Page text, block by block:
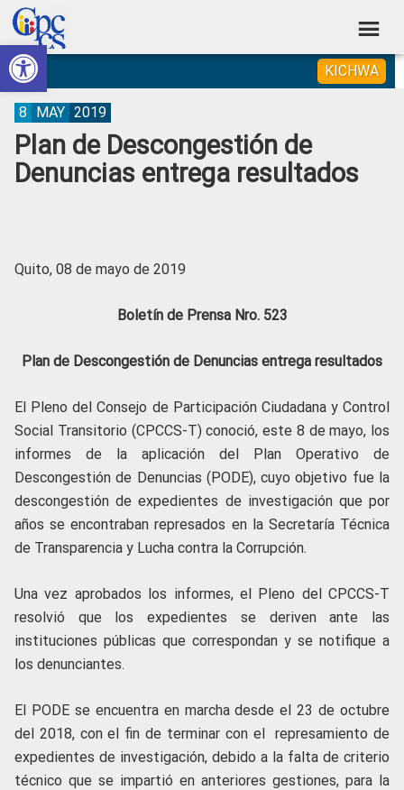
Abrir barra de herramientas
Skip
to
primary
navigation
Skip
to
main
content
Skip
to
primary
sidebar
Skip
to
footer
Consejo
de
Participación
Ciudadana
Construyendo
Poder
Ciudadano
KICHWA
Plan de Descongestión de
Denuncias entrega resultados
8 MAY 2019
Quito, 08 de mayo de 2019
Boletín de Prensa Nro. 523
Plan de Descongestión de Denuncias entrega resultados
El Pleno del Consejo de Participación Ciudadana y Control
Social Transitorio (CPCCS-T) conoció, este 8 de mayo, los
informes de la aplicación del Plan Operativo de
Descongestión de Denuncias (PODE), cuyo objetivo fue la
descongestión de expedientes de investigación que por
años se encontraban represados en la Secretaría Técnica
de Transparencia y Lucha contra la Corrupción.
Una vez aprobados los informes, el Pleno del CPCCS-T
resolvió que los expedientes se deriven ante las
instituciones públicas que correspondan y se notifique a
los denunciantes.
El PODE se encuentra en marcha desde el 23 de octubre
del 2018, con el fin de terminar con el represamiento de
expedientes de investigación, debido a la falta de criterio
técnico que se impartió en anteriores gestiones, para la